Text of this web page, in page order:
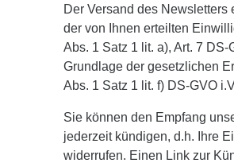
Der Versand des Newsletters
der von Ihnen erteilten
Abs. 1 Satz 1 lit. a), Art. 7 DS-
Grundlage der gesetzlichen
Abs. 1 Satz 1 lit. f) DS-GVO
Sie können den Empfang
jederzeit kündigen, d.h. Ihre
widerrufen. Einen Link zur